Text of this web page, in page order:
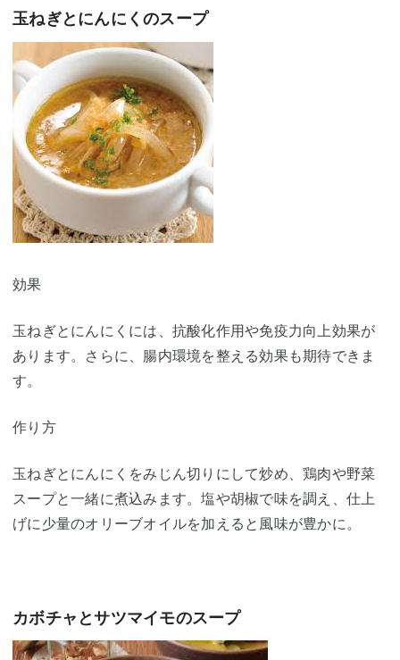
玉ねぎとにんにくのスープ
効果
玉ねぎとにんにくには、抗酸化作用や免疫力向上効果が
あります。さらに、腸内環境を整える効果も期待できま
す。
作り方
玉ねぎとにんにくをみじん切りにして炒め、鶏肉や野菜
スープと一緒に煮込みます。塩や胡椒で味を調え、仕上
げに少量のオリーブオイルを加えると風味が豊かに。
カボチャとサツマイモのスープ